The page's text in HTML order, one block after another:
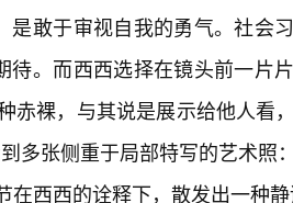
是敢于审视自我的勇气。社会
。而西西选择在镜头前一片
赤裸，与其说是展示给他人看
多张侧重于局部特写的艺术照
西西的诠释下，散发出一种静